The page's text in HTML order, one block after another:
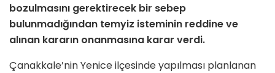
bozulmasını gerektirecek bir sebep
bulunmadığından temyiz isteminin reddine ve
alınan kararın onanmasına karar verdi.
Çanakkale’nin Yenice ilçesinde yapılması planlanan